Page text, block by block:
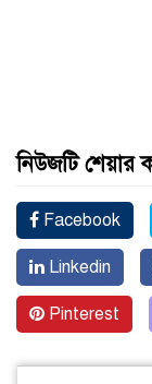
নিউজটি শেয়ার
Facebook
Linkedin
Pinterest